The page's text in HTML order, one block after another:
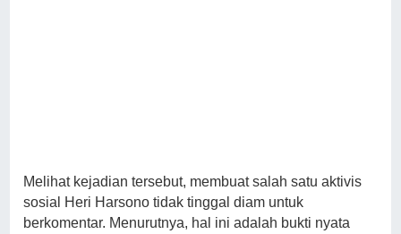
Melihat kejadian tersebut, membuat salah satu aktivis
sosial Heri Harsono tidak tinggal diam untuk
berkomentar. Menurutnya, hal ini adalah bukti nyata